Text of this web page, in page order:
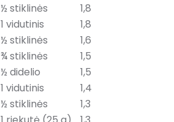
½ stiklinės
1,8
1 vidutinis
1,8
½ stiklinės
1,6
¾ stiklinės
1,5
½ didelio
1,5
1 vidutinis
1,4
½ stiklinės
1,3